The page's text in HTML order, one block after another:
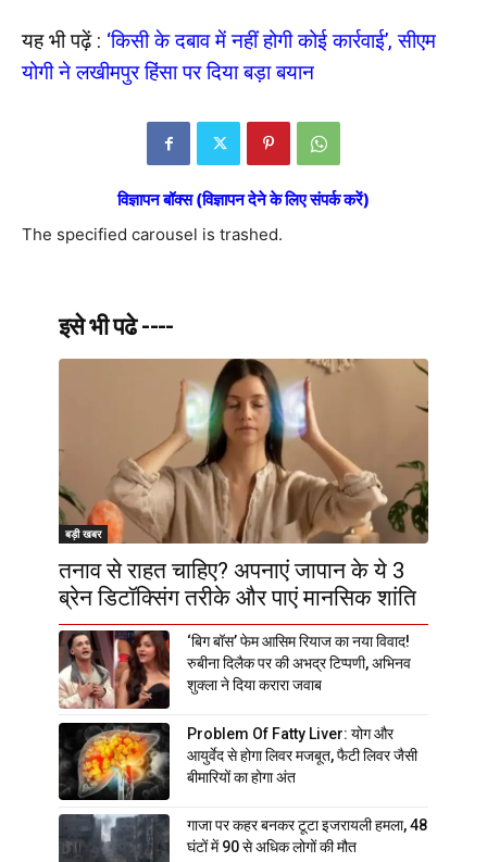
यह भी पढ़ें : ‘किसी के दबाव में नहीं होगी कोई कार्रवाई’, सीएम
योगी ने लखीमपुर हिंसा पर दिया बड़ा बयान
विज्ञापन बॉक्स (विज्ञापन देने के लिए संपर्क करें)
The specified carousel is trashed.
इसे भी पढे ----
बड़ी खबर
तनाव से राहत चाहिए? अपनाएं जापान के ये 3
ब्रेन डिटॉक्सिंग तरीके और पाएं मानसिक शांति
‘बिग बॉस’ फेम आसिम रियाज का नया विवाद!
रुबीना दिलैक पर की अभद्र टिप्पणी, अभिनव
शुक्ला ने दिया करारा जवाब
Problem Of Fatty Liver: योग और
आयुर्वेद से होगा लिवर मजबूत, फैटी लिवर जैसी
बीमारियों का होगा अंत
गाजा पर कहर बनकर टूटा इजरायली हमला, 48
घंटों में 90 से अधिक लोगों की मौत